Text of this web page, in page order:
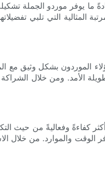
يوفر موردو الجملة
المثالية التي تلبي
الموردون بشكل وثيق مع
الأمد. ومن خلال
كفاءةً وفعاليةً من حيث
والموارد. من خلال